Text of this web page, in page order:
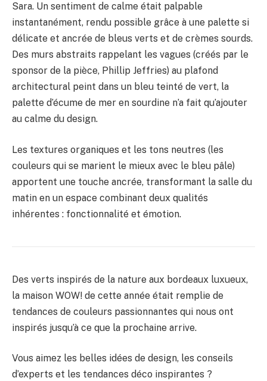
Sara. Un sentiment de calme était palpable
instantanément, rendu possible grâce à une palette si
délicate et ancrée de bleus verts et de crèmes sourds.
Des murs abstraits rappelant les vagues (créés par le
sponsor de la pièce, Phillip Jeffries) au plafond
architectural peint dans un bleu teinté de vert, la
palette d’écume de mer en sourdine n’a fait qu’ajouter
au calme du design.
Les textures organiques et les tons neutres (les
couleurs qui se marient le mieux avec le bleu pâle)
apportent une touche ancrée, transformant la salle du
matin en un espace combinant deux qualités
inhérentes : fonctionnalité et émotion.
Des verts inspirés de la nature aux bordeaux luxueux,
la maison WOW! de cette année était remplie de
tendances de couleurs passionnantes qui nous ont
inspirés jusqu’à ce que la prochaine arrive.
Vous aimez les belles idées de design, les conseils
d’experts et les tendances déco inspirantes ?